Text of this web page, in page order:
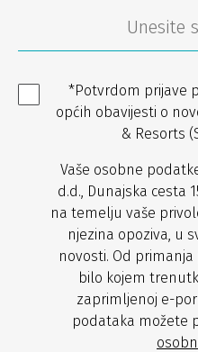
*Potvrdom prijave
općih obavijesti o
& Resorts
Vaše osobne
d.d., Dunajska cesta
na temelju vaše
njezina opoziva, u
novosti. Od
bilo kojem
zaprimljenoj e-
podataka možete